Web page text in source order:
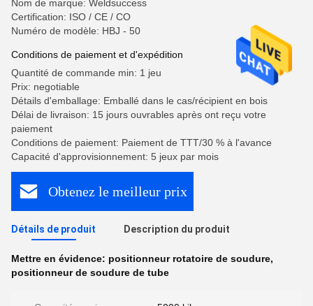
Nom de marque: Weldsuccess
Certification: ISO / CE / CO
Numéro de modèle: HBJ - 50
Conditions de paiement et d'expédition
Quantité de commande min: 1 jeu
Prix: negotiable
Détails d'emballage: Emballé dans le cas/récipient en bois
Délai de livraison: 15 jours ouvrables après ont reçu votre
paiement
Conditions de paiement: Paiement de TTT/30 % à l'avance
Capacité d'approvisionnement: 5 jeux par mois
Obtenez le meilleur prix
Détails de produit Description du produit
Mettre en évidence: positionneur rotatoire de soudure,
positionneur de soudure de tube